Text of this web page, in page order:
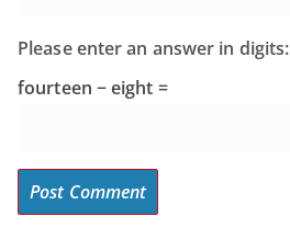
Please enter an answer in digits:
fourteen − eight =